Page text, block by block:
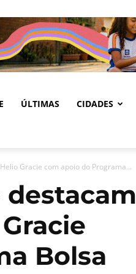
ÚLTIMAS CIDADES
Gracie com apoio do Programa...
destacam
Bolsa